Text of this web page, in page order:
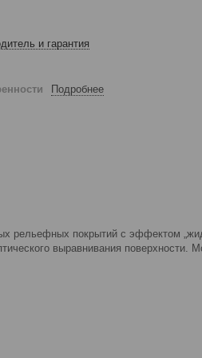
и гарантия
Подробнее
рельефных покрытий с эффектом
выравнивания поверхности.